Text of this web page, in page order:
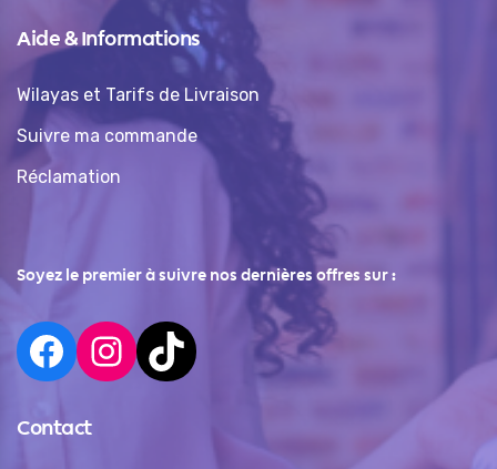
Aide & Informations
Wilayas et Tarifs de Livraison
Suivre ma commande
Réclamation
Soyez le premier à suivre nos dernières offres sur :
Contact